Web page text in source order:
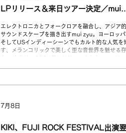
Wendy Wander，是一組以南國感的 mellow 合成器
音色、柔軟 groove 與洗練旋律為特色的五人樂團，
LPリリース＆来日ツアー決定／mui
zyu 廣東話自我翻唱專輯 LP 發行及日
本巡演決定
エレクトロニカとフォークロアを融合し、アジア的
サウンドスケープを描き出すmui zyu。ヨーロッパ
そしてUSインディーシーンでもカルト的な人気を
す、メランコリックで美しく歪な音世界を魅せる存
在。 本作は、2024年にリリースされたアルバム
まかせ」のカヴァーも収録。 LPはクリームイエロ
巡る来日ツアーも決定。各地でキツネの嫁入り、
KIKI、FUJI ROCK FESTIVAL出演翌
7月8日